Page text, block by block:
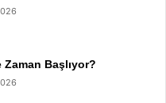
Başlıyor?